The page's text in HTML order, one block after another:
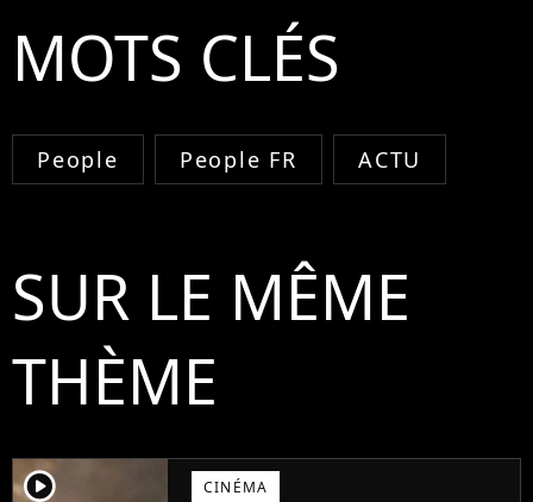
MOTS CLÉS
People People FR ACTU
SUR LE MÊME
THÈME
player2 CINÉMA